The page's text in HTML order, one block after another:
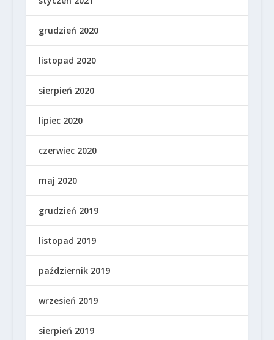
grudzień 2020
listopad 2020
sierpień 2020
lipiec 2020
czerwiec 2020
maj 2020
grudzień 2019
listopad 2019
październik 2019
wrzesień 2019
sierpień 2019